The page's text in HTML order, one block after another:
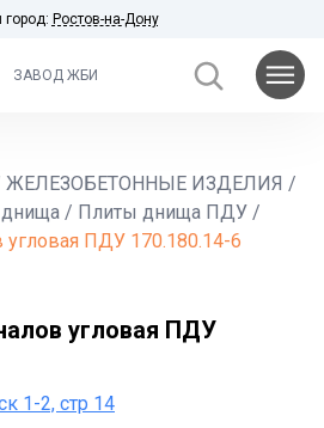
город: Ростов-на-Дону
ЗАВОД ЖБИ
ЖЕЛЕЗОБЕТОННЫЕ ИЗДЕЛИЯ /
/ Плиты днища ПДУ /
ПДУ 170.180.14-6
угловая ПДУ
1-2, стр 14